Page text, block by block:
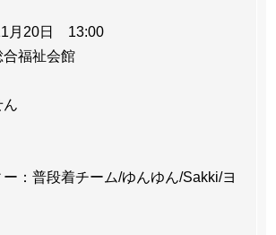
月20日 13:00
福祉会館
ん
：普段着チーム/ゆんゆん/Sakki/ヨ